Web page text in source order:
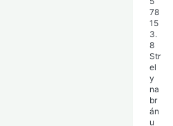
78
15
3.
8
Str
el
y
na
br
án
u